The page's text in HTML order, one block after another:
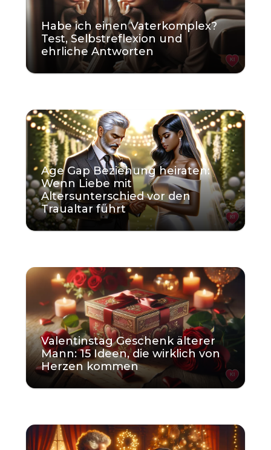
Habe ich einen Vaterkomplex?
Test, Selbstreflexion und
ehrliche Antworten
KI
Age Gap Beziehung heiraten:
Wenn Liebe mit
Altersunterschied vor den
Traualtar führt
KI
Valentinstag Geschenk älterer
Mann: 15 Ideen, die wirklich von
Herzen kommen
KI